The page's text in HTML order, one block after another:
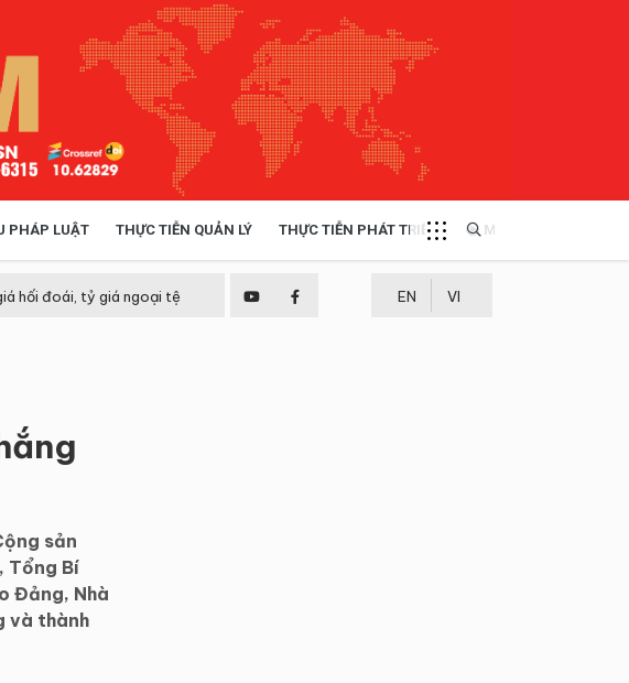
PHÁP LUẬT THỰC TIỄN QUẢN LÝ THỰC TIỄN PHÁT TRIỂN MULTIMEDIA
hối đoái, tỷ giá ngoại tệ EN VI
sản
Tổng Bí
Đảng, Nhà
và thành